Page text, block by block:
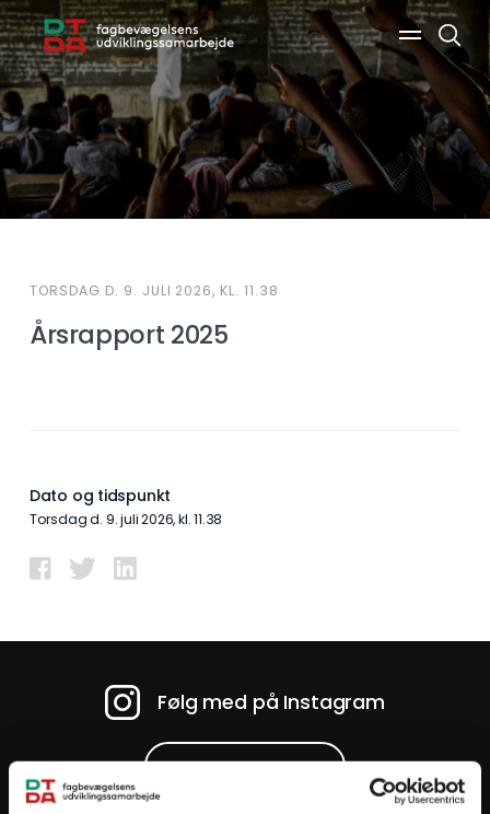
TORSDAG D. 9. JULI 2026, KL. 11.38
Årsrapport 2025
Dato og tidspunkt
torsdag d. 9. juli 2026, kl. 11.38
Følg med på Instagram
HOLD DIG OPDATERET